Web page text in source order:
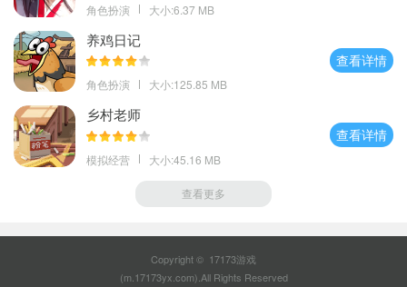
角色扮演 大小:6.37 MB
养鸡日记
角色扮演 大小:125.85 MB
查看详情
乡村老师
模拟经营 大小:45.16 MB
查看详情
查看更多
Copyright © 17173游戏
(m.17173yx.com).All Rights Reserved